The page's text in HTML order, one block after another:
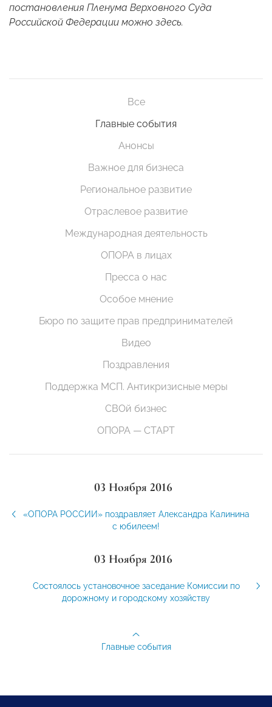
постановления Пленума Верховного Суда
Российской Федерации можно здесь.
Все
Главные события
Анонсы
Важное для бизнеса
Региональное развитие
Отраслевое развитие
Международная деятельность
ОПОРА в лицах
Пресса о нас
Особое мнение
Бюро по защите прав предпринимателей
Видео
Поздравления
Поддержка МСП. Антикризисные меры
СВОй бизнес
ОПОРА — СТАРТ
03 Ноября 2016
«ОПОРА РОССИИ» поздравляет Александра Калинина
с юбилеем!
03 Ноября 2016
Состоялось установочное заседание Комиссии по
дорожному и городскому хозяйству
Главные события